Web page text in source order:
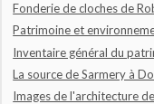
Fonderie de cloches de
Patrimoine et
Inventaire général du
La source de Sarmery à
Images de l'architecture